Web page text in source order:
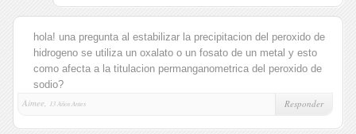
hola! una pregunta al estabilizar la precipitacion del peroxido de
hidrogeno se utiliza un oxalato o un fosato de un metal y esto
como afecta a la titulacion permanganometrica del peroxido de
sodio?
Aimee,
13 Años Antes Responder